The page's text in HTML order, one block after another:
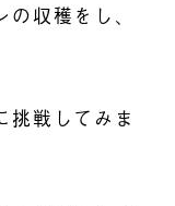
収穫をし、
挑戦してみま